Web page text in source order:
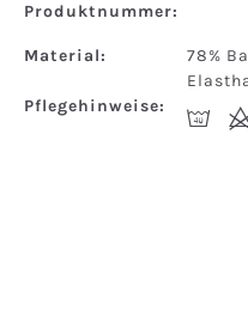
Produktnummer:
Material:
78%
Pflegehinweise:
I